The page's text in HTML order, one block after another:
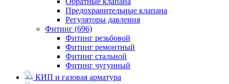
Предохранительные клапана
Регуляторы давления
Фитинг (696)
Фитинг резьбовой
Фитинг ремонтный
Фитинг стальной
Фитинг чугунный
КИП и газовая арматура